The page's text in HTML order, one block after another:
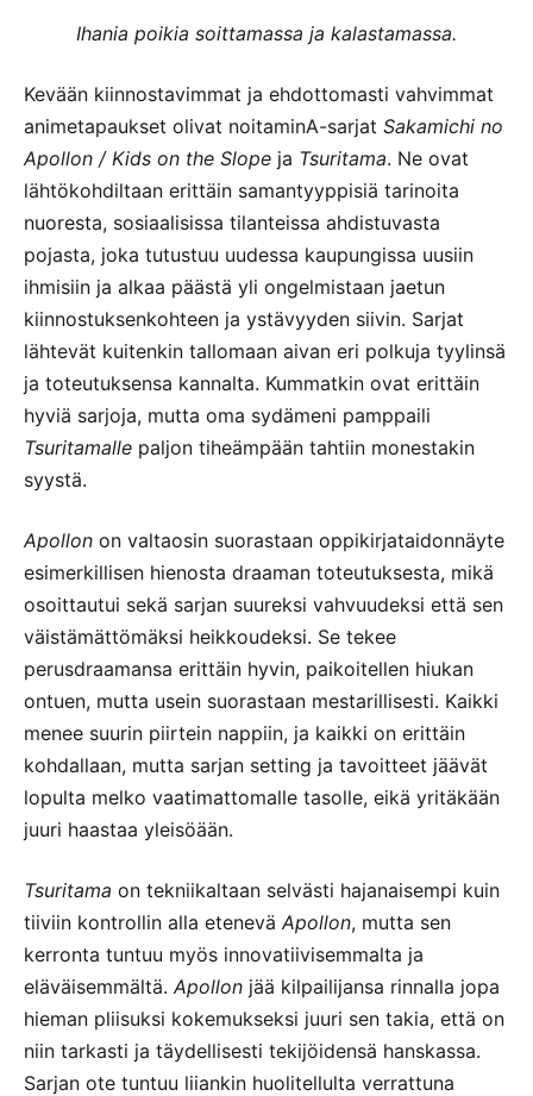
Ihania poikia soittamassa ja kalastamassa.
Kevään kiinnostavimmat ja ehdottomasti vahvimmat
animetapaukset olivat noitaminA-sarjat Sakamichi no
Apollon / Kids on the Slope ja Tsuritama. Ne ovat
lähtökohdiltaan erittäin samantyyppisiä tarinoita
nuoresta, sosiaalisissa tilanteissa ahdistuvasta
pojasta, joka tutustuu uudessa kaupungissa uusiin
ihmisiin ja alkaa päästä yli ongelmistaan jaetun
kiinnostuksenkohteen ja ystävyyden siivin. Sarjat
lähtevät kuitenkin tallomaan aivan eri polkuja tyylinsä
ja toteutuksensa kannalta. Kummatkin ovat erittäin
hyviä sarjoja, mutta oma sydämeni pamppaili
Tsuritamalle paljon tiheämpään tahtiin monestakin
syystä.
Apollon on valtaosin suorastaan oppikirjataidonnäyte
esimerkillisen hienosta draaman toteutuksesta, mikä
osoittautui sekä sarjan suureksi vahvuudeksi että sen
väistämättömäksi heikkoudeksi. Se tekee
perusdraamansa erittäin hyvin, paikoitellen hiukan
ontuen, mutta usein suorastaan mestarillisesti. Kaikki
menee suurin piirtein nappiin, ja kaikki on erittäin
kohdallaan, mutta sarjan setting ja tavoitteet jäävät
lopulta melko vaatimattomalle tasolle, eikä yritäkään
juuri haastaa yleisöään.
Tsuritama on tekniikaltaan selvästi hajanaisempi kuin
tiiviin kontrollin alla etenevä Apollon, mutta sen
kerronta tuntuu myös innovatiivisemmalta ja
eläväisemmältä. Apollon jää kilpailijansa rinnalla jopa
hieman pliisuksi kokemukseksi juuri sen takia, että on
niin tarkasti ja täydellisesti tekijöidensä hanskassa.
Sarjan ote tuntuu liiankin huolitellulta verrattuna